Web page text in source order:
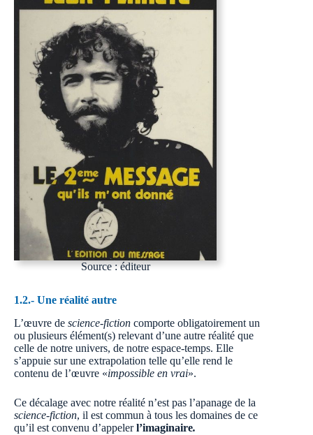
Source : éditeur
1.2.- Une réalité autre
L’œuvre de science-fiction comporte obligatoirement un
ou plusieurs élément(s) relevant d’une autre réalité que
celle de notre univers, de notre espace-temps. Elle
s’appuie sur une extrapolation telle qu’elle rend le
contenu de l’œuvre «impossible en vrai».
Ce décalage avec notre réalité n’est pas l’apanage de la
science-fiction, il est commun à tous les domaines de ce
qu’il est convenu d’appelerl’imaginaire.